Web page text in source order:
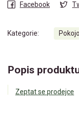
Facebook
Kategorie:
Popis
Zeptat se prodejce